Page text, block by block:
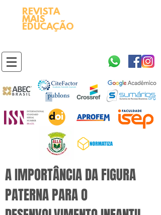
REVISTA
MAIS
EDUCAÇÃO
A IMPORTÂNCIA DA FIGURA
PATERNA PARA O